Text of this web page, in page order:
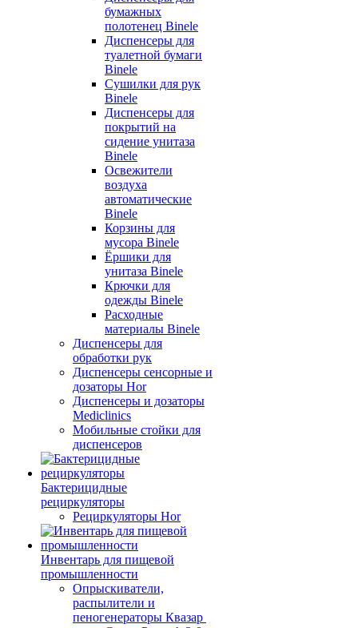
бумажных
полотенец Binele
Диспенсеры для
туалетной бумаги
Binele
Сушилки для рук
Binele
Диспенсеры для
покрытий на
сидение унитаза
Binele
Освежители
воздуха
автоматические
Binele
Корзины для
мусора Binele
Ёршики для
унитаза Binele
Крючки для
одежды Binele
Расходные
материалы Binele
Диспенсеры для
обработки рук
Диспенсеры сенсорные и
дозаторы Hor
Диспенсеры и дозаторы
Mediclinics
Мобильные стойки для
диспенсеров
Бактерицидные
рециркуляторы
Рециркуляторы Hor
Инвентарь для пищевой
промышленности
Опрыскиватели,
распылители и
пеногенераторы Квазар